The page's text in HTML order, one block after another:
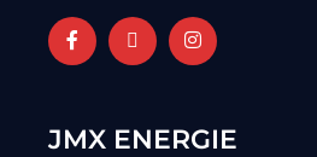
JMX ENERGIE